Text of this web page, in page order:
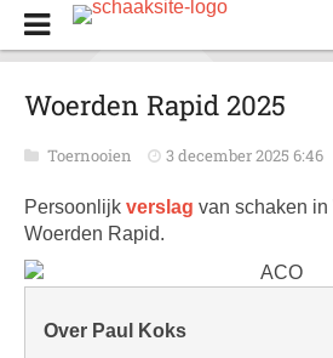
Woerden Rapid 2025
Toernooien 3 december 2025 6:46
Persoonlijk verslag van schaken
Woerden Rapid.
Over Paul Koks